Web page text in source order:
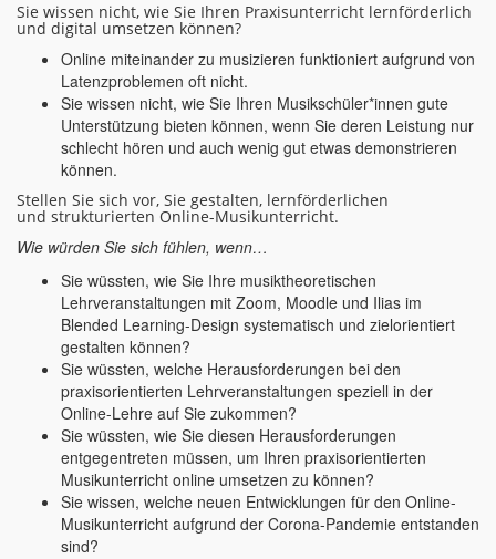
Sie wissen nicht, wie Sie Ihren Praxisunterricht lernförderlich
und digital umsetzen können?
Online miteinander zu musizieren funktioniert aufgrund von
Latenzproblemen oft nicht.
Sie wissen nicht, wie Sie Ihren Musikschüler*innen gute
Unterstützung bieten können, wenn Sie deren Leistung nur
schlecht hören und auch wenig gut etwas demonstrieren
können.
Stellen Sie sich vor, Sie gestalten, lernförderlichen
und strukturierten Online-Musikunterricht.
Wie würden Sie sich fühlen, wenn…
Sie wüssten, wie Sie Ihre musiktheoretischen
Lehrveranstaltungen mit Zoom, Moodle und Ilias im
Blended Learning-Design systematisch und zielorientiert
gestalten können?
Sie wüssten, welche Herausforderungen bei den
praxisorientierten Lehrveranstaltungen speziell in der
Online-Lehre auf Sie zukommen?
Sie wüssten, wie Sie diesen Herausforderungen
entgegentreten müssen, um Ihren praxisorientierten
Musikunterricht online umsetzen zu können?
Sie wissen, welche neuen Entwicklungen für den Online-
Musikunterricht aufgrund der Corona-Pandemie entstanden
sind?